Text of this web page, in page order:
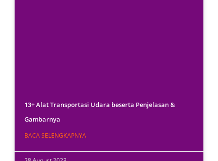
13+ Alat Transportasi Udara beserta Penjelasan &
Gambarnya
BACA SELENGKAPNYA